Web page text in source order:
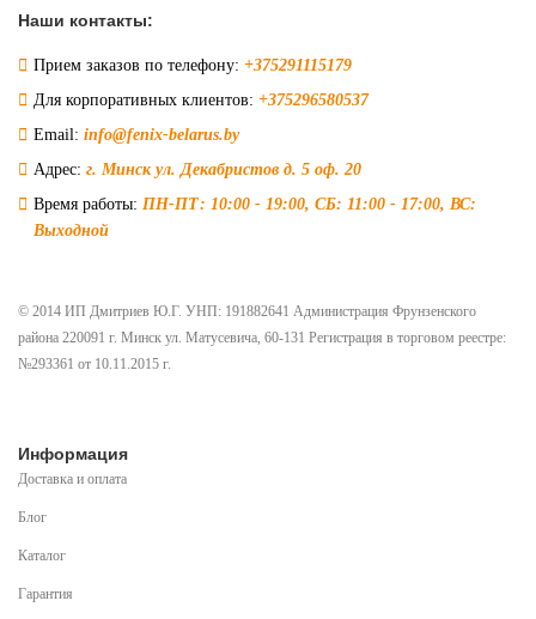
Наши контакты:
Прием заказов по телефону: +375291115179
Для корпоративных клиентов: +375296580537
Email: info@fenix-belarus.by
Адрес: г. Минск ул. Декабристов д. 5 оф. 20
Время работы: ПН-ПТ: 10:00 - 19:00, СБ: 11:00 - 17:00, ВС:
Выходной
© 2014 ИП Дмитриев Ю.Г. УНП: 191882641 Администрация Фрунзенского
района 220091 г. Минск ул. Матусевича, 60-131 Регистрация в торговом реестре:
№293361 от 10.11.2015 г.
Информация
Доставка и оплата
Блог
Каталог
Гарантия